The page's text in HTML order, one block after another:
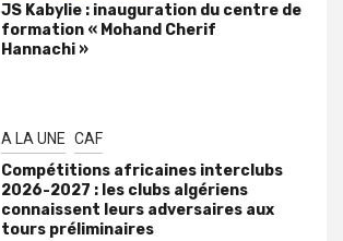
JS Kabylie : inauguration du centre de
formation « Mohand Cherif
Hannachi »
A LA UNE CAF
Compétitions africaines interclubs
2026-2027 : les clubs algériens
connaissent leurs adversaires aux
tours préliminaires